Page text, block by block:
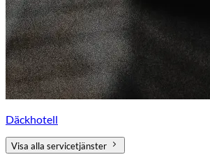
Däckhotell
Visa alla servicetjänster